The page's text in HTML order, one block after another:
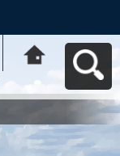
動応援ｻｲﾄ はち
コミねっとへ戻